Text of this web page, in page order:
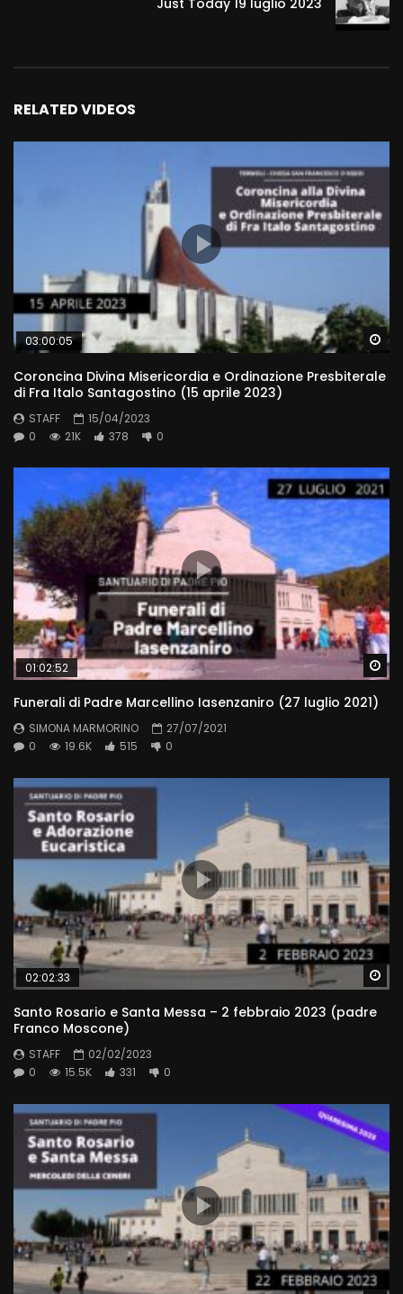
Just Today 19 luglio 2023
RELATED VIDEOS
03:00:05
Coroncina Divina Misericordia e Ordinazione Presbiterale
di Fra Italo Santagostino (15 aprile 2023)
STAFF
15/04/2023
0
21K 378 0
01:02:52
Funerali di Padre Marcellino Iasenzaniro (27 luglio 2021)
SIMONA MARMORINO
27/07/2021
0
19.6K 515 0
02:02:33
Santo Rosario e Santa Messa – 2 febbraio 2023 (padre
Franco Moscone)
STAFF
02/02/2023
0
15.5K 331 0